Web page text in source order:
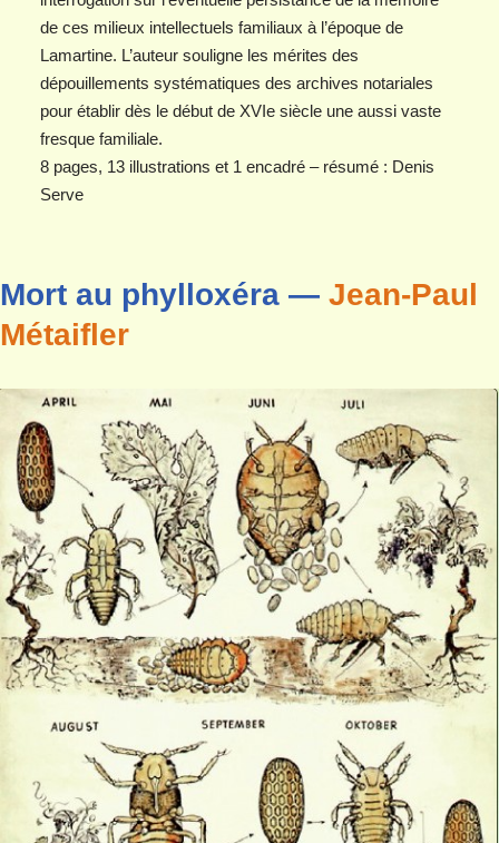
de ces milieux intellectuels familiaux à l’époque de
Lamartine. L’auteur souligne les mérites des
dépouillements systématiques des archives notariales
pour établir dès le début de XVIe siècle une aussi vaste
fresque familiale.
8 pages, 13 illustrations et 1 encadré – résumé : Denis
Serve
Mort au phylloxéra — Jean-Paul
Métaifler